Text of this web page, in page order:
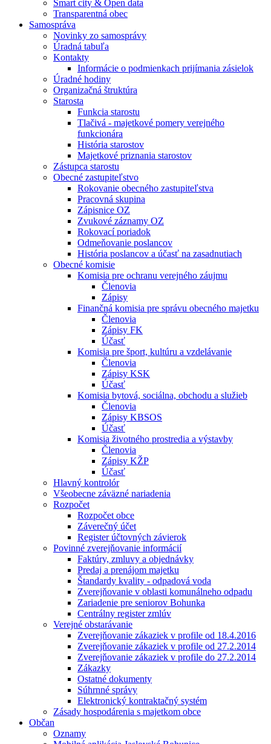
Smart city & Open data
Transparentná obec
Samospráva
Novinky zo samosprávy
Úradná tabuľa
Kontakty
Informácie o podmienkach prijímania zásielok
Úradné hodiny
Organizačná štruktúra
Starosta
Funkcia starostu
Tlačivá - majetkové pomery verejného
funkcionára
História starostov
Majetkové priznania starostov
Zástupca starostu
Obecné zastupiteľstvo
Rokovanie obecného zastupiteľstva
Pracovná skupina
Zápisnice OZ
Zvukové záznamy OZ
Rokovací poriadok
Odmeňovanie poslancov
História poslancov a účasť na zasadnutiach
Obecné komisie
Komisia pre ochranu verejného záujmu
Členovia
Zápisy
Finančná komisia pre správu obecného majetku
Členovia
Zápisy FK
Účasť
Komisia pre šport, kultúru a vzdelávanie
Členovia
Zápisy KSK
Účasť
Komisia bytová, sociálna, obchodu a služieb
Členovia
Zápisy KBSOS
Účasť
Komisia životného prostredia a výstavby
Členovia
Zápisy KŽP
Účasť
Hlavný kontrolór
Všeobecne záväzné nariadenia
Rozpočet
Rozpočet obce
Záverečný účet
Register účtovných závierok
Povinné zverejňovanie informácií
Faktúry, zmluvy a objednávky
Predaj a prenájom majetku
Štandardy kvality - odpadová voda
Zverejňovanie v oblasti komunálneho odpadu
Zariadenie pre seniorov Bohunka
Centrálny register zmlúv
Verejné obstarávanie
Zverejňovanie zákaziek v profile od 18.4.2016
Zverejňovanie zákaziek v profile od 27.2.2014
Zverejňovanie zákaziek v profile do 27.2.2014
Zákazky
Ostatné dokumenty
Súhrnné správy
Elektronický kontraktačný systém
Zásady hospodárenia s majetkom obce
Občan
Oznamy